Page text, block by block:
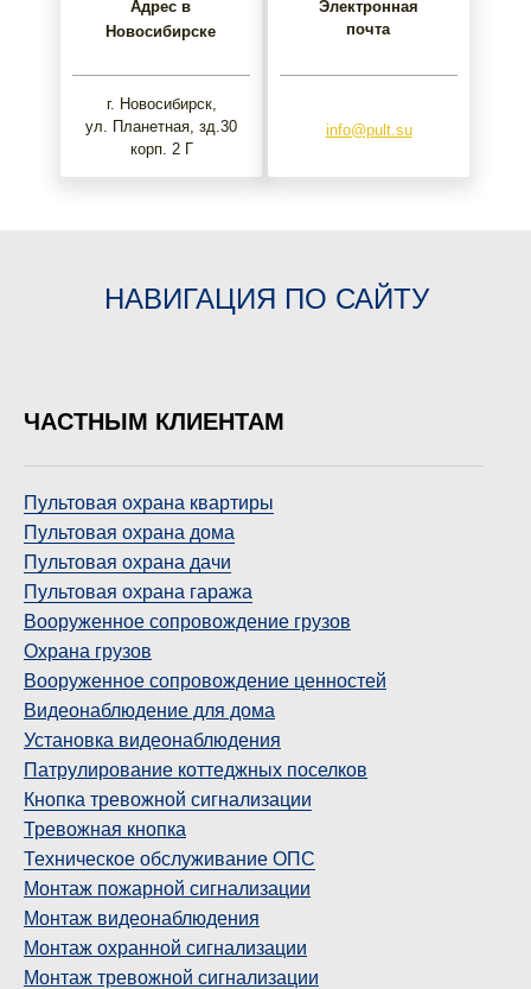
Адрес в
Новосибирске
г. Новосибирск,
ул. Планетная, зд.30
корп. 2 Г
Электронная
почта
info@pult.su
НАВИГАЦИЯ ПО САЙТУ
ЧАСТНЫМ КЛИЕНТАМ
Пультовая охрана квартиры
Пультовая охрана дома
Пультовая охрана дачи
Пультовая охрана гаража
Вооруженное сопровождение грузов
Охрана грузов
Вооруженное сопровождение ценностей
Видеонаблюдение для дома
Установка видеонаблюдения
Патрулирование коттеджных поселков
Кнопка тревожной сигнализации
Тревожная кнопка
Техническое обслуживание ОПС
Монтаж пожарной сигнализации
Монтаж видеонаблюдения
Монтаж охранной сигнализации
Монтаж тревожной сигнализации